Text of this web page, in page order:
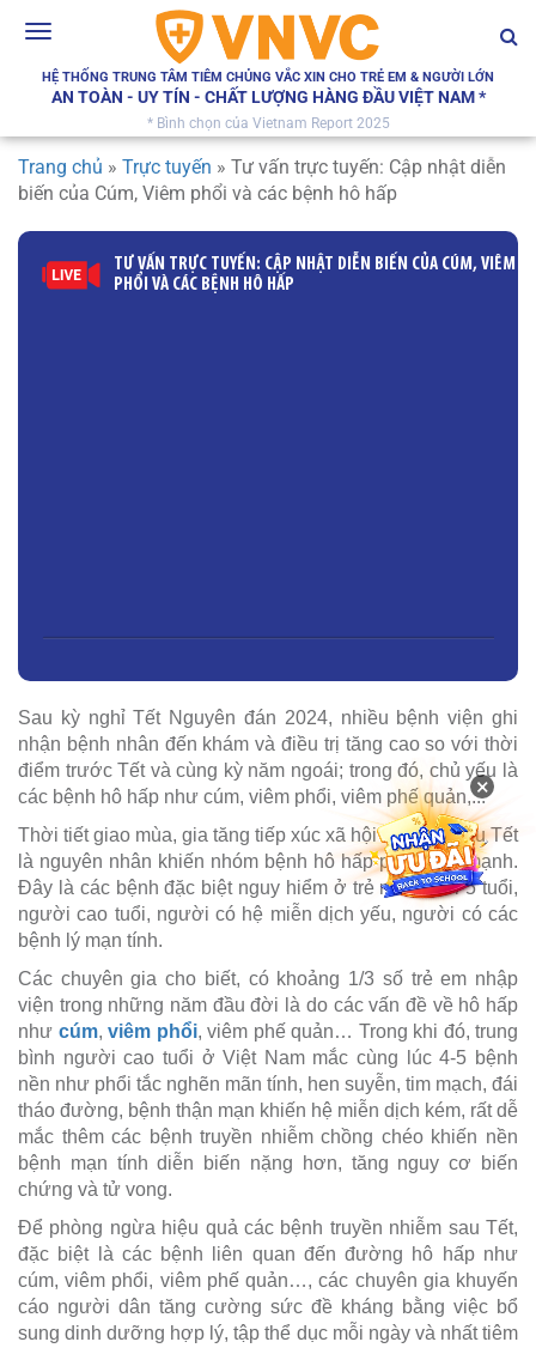
Toggle
HỆ THỐNG TRUNG TÂM TIÊM CHỦNG VẮC XIN CHO TRẺ EM & NGƯỜI LỚN
AN TOÀN - UY TÍN - CHẤT LƯỢNG HÀNG ĐẦU VIỆT NAM *
* Bình chọn của Vietnam Report 2025
Trang chủ » Trực tuyến » Tư vấn trực tuyến: Cập nhật diễn
biến của Cúm, Viêm phổi và các bệnh hô hấp
TƯ VẤN TRỰC TUYẾN: CẬP NHẬT DIỄN BIẾN CỦA CÚM, VIÊM
PHỔI VÀ CÁC BỆNH HÔ HẤP
Sau kỳ nghỉ Tết Nguyên đán 2024, nhiều bệnh viện ghi
nhận bệnh nhân đến khám và điều trị tăng cao so với thời
điểm trước Tết và cùng kỳ năm ngoái; trong đó, chủ yếu là
các bệnh hô hấp như cúm, viêm phổi, viêm phế quản,...
Thời tiết giao mùa, gia tăng tiếp xúc xã hội trong và sau Tết
là nguyên nhân khiến nhóm bệnh hô hấp phát triển mạnh.
Đây là các bệnh đặc biệt nguy hiểm ở trẻ nhỏ dưới 5 tuổi,
người cao tuổi, người có hệ miễn dịch yếu, người có các
bệnh lý mạn tính.
Các chuyên gia cho biết, có khoảng 1/3 số trẻ em nhập
viện trong những năm đầu đời là do các vấn đề về hô hấp
như cúm, viêm phổi, viêm phế quản… Trong khi đó, trung
bình người cao tuổi ở Việt Nam mắc cùng lúc 4-5 bệnh
nền như phổi tắc nghẽn mãn tính, hen suyễn, tim mạch, đái
tháo đường, bệnh thận mạn khiến hệ miễn dịch kém, rất dễ
mắc thêm các bệnh truyền nhiễm chồng chéo khiến nền
bệnh mạn tính diễn biến nặng hơn, tăng nguy cơ biến
chứng và tử vong.
Để phòng ngừa hiệu quả các bệnh truyền nhiễm sau Tết,
đặc biệt là các bệnh liên quan đến đường hô hấp như
cúm, viêm phổi, viêm phế quản…, các chuyên gia khuyến
cáo người dân tăng cường sức đề kháng bằng việc bổ
sung dinh dưỡng hợp lý, tập thể dục mỗi ngày và nhất tiêm
×